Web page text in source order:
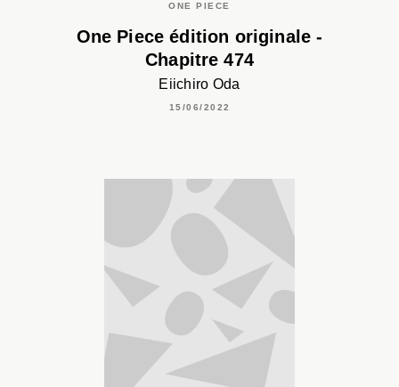
ONE PIECE
One Piece édition originale -
Chapitre 474
Eiichiro Oda
15/06/2022